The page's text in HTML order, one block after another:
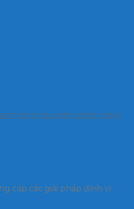
trình tàu trên phần mềm
cấp các giải pháp định vị